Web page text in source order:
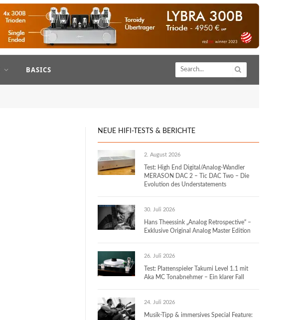
BASICS
NEUE HIFI-TESTS & BERICHTE
2. August 2026
Test: High End Digital/Analog-Wandler
MERASON DAC 2 – Tic DAC Two – Die
Evolution des Understatements
30. Juli 2026
Hans Theessink „Analog Retrospective“ –
Exklusive Original Analog Master Edition
26. Juli 2026
Test: Plattenspieler Takumi Level 1.1 mit
Aka MC Tonabnehmer – Ein klarer Fall
24. Juli 2026
Musik-Tipp & immersives Special Feature: